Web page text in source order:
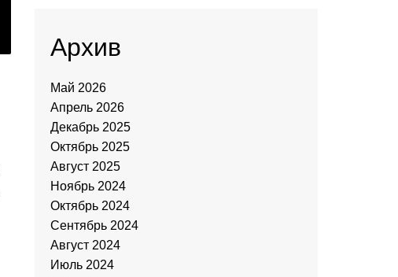
Архив
Май 2026
Апрель 2026
Декабрь 2025
Октябрь 2025
Август 2025
Ноябрь 2024
Октябрь 2024
Сентябрь 2024
Август 2024
Июль 2024